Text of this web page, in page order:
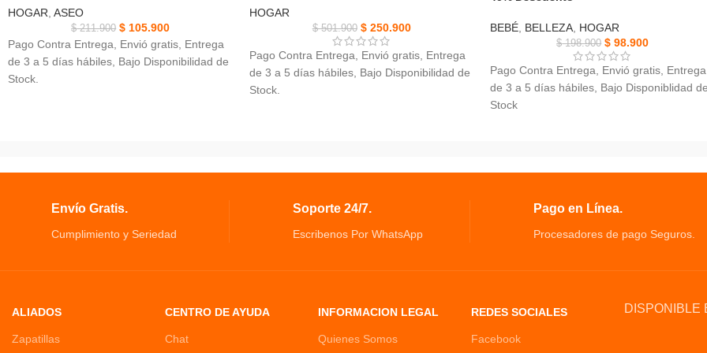
NUEVO
HOGAR, ASEO
$211.900 $ 105.900
Pago Contra Entrega, Envió gratis, Entrega
de 3 a 5 días hábiles, Bajo Disponibilidad de
Stock.
NUEVO
HOGAR
$501.900 $250.900
Pago Contra Entrega, Envió gratis, Entrega
de 3 a 5 días hábiles, Bajo Disponibilidad de
Stock.
Proyección de cielo estrellado y proyección
BEBÉ, BELLEZA, HOGAR
$198.900 $ 98.900
Pago Contra Entrega, Envió gratis, Entrega
de 3 a 5 días hábiles, Bajo Disponiblidad de
Stock
interior es transparente
capacidad se pueden ver de un vistazo.
seguro y sin preocupaciones
utilizar con estándares internacionales.
Envío Gratis.
Cumplimiento y Seriedad
Soporte 24/7.
Escribenos Por WhatsApp
Pago en Línea.
Procesadores de pago Seguros.
ALIADOS
Zapatillas
CENTRO DE AYUDA
Chat
INFORMACION LEGAL
Quienes Somos
REDES SOCIALES
Facebook
DISPONIBLE